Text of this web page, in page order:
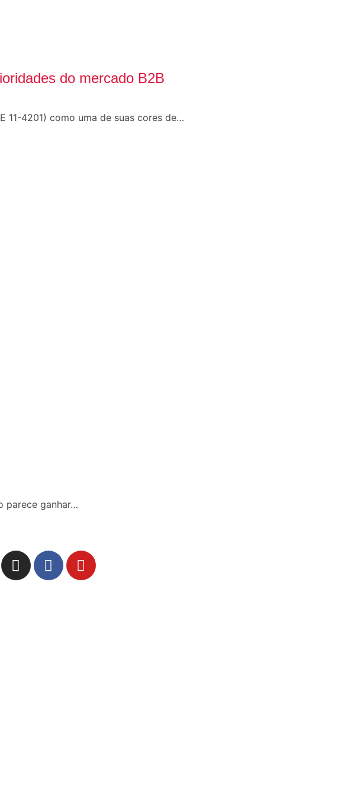
do mercado B2B
11-4201) como uma de suas cores de…
parece ganhar…